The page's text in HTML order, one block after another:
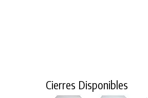
Cierres Disponibles